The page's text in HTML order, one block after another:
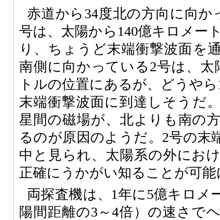
赤道から34度北の方向に向
号は、太陽から140億キロメー
り、ちょうど末端衝撃波面を
南側に向かっている2号は、太
トルの位置にあるが、どうや
末端衝撃波面に到達しそうだ
星間の磁場が、北よりも南の
るのが原因のようだ。2号の末
中と見られ、太陽系の外にお
正確にうかがい知ることが可
両探査機は、1年に5億キロメ
陽間距離の3～4倍）の速さで